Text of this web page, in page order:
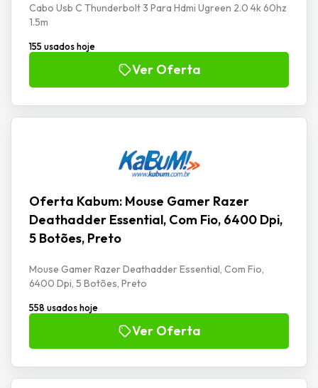
Cabo Usb C Thunderbolt 3 Para Hdmi Ugreen 2.0 4k 60hz
1.5m
155 usados hoje
Ver Oferta
Oferta Kabum: Mouse Gamer Razer
Deathadder Essential, Com Fio, 6400 Dpi,
5 Botões, Preto
Mouse Gamer Razer Deathadder Essential, Com Fio,
6400 Dpi, 5 Botões, Preto
558 usados hoje
Ver Oferta